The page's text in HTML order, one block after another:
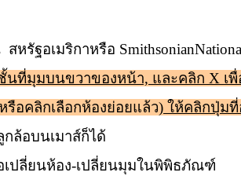
หรัฐอเมริกาหรือ Smithsonian
นที่มุมบนขวาของหน้า, และคลิก X เ
อคลิกเลือกห้องย่อยแล้ว) ให้คลิกปุ่มที่
ล้อบนเมาส์ก็ได้
เปลี่ยนห้อง-เปลี่ยนมุมในพิพิธภัณฑ์